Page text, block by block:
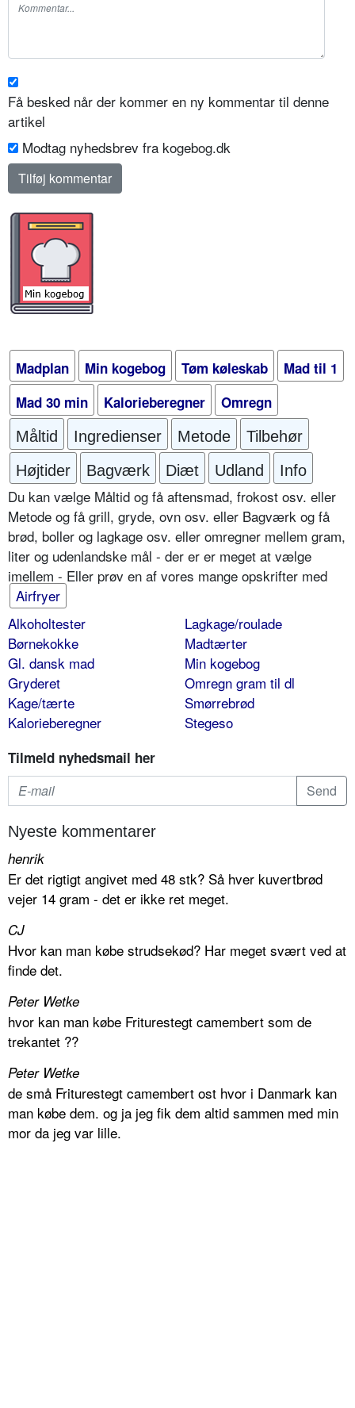
Få besked når der kommer en ny kommentar til denne
artikel
Modtag nyhedsbrev fra kogebog.dk
Madplan Min kogebog Tøm køleskab
Mad til 1
Mad 30 min
Kalorieberegner Omregn
Måltid Ingredienser Metode
Tilbehør
Højtider
Bagværk Diæt Udland Info
Du kan vælge Måltid og få aftensmad, frokost osv. eller
Metode og få grill, gryde, ovn osv. eller Bagværk og få
brød, boller og lagkage osv. eller omregner mellem gram,
liter og udenlandske mål - der er er meget at vælge
imellem - Eller prøv en af vores mange opskrifter med
Airfryer
Alkoholtester
Børnekokke
Gl. dansk mad
Gryderet
Kage/tærte
Kalorieberegner
Lagkage/roulade
Madtærter
Min kogebog
Omregn gram til dl
Smørrebrød
Stegeso
Tilmeld nyhedsmail her
Nyeste kommentarer
henrik
Er det rigtigt angivet med 48 stk? Så hver kuvertbrød
vejer 14 gram - det er ikke ret meget.
CJ
Hvor kan man købe strudsekød? Har meget svært ved at
finde det.
Peter Wetke
hvor kan man købe Friturestegt camembert som de
trekantet ??
Peter Wetke
de små Friturestegt camembert ost hvor i Danmark kan
man købe dem. og ja jeg fik dem altid sammen med min
mor da jeg var lille.